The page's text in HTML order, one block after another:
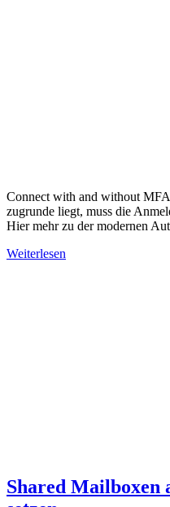
Connect with and without
zugrunde liegt, muss die
Hier mehr zu der modernen
Weiterlesen
Shared Mailboxen